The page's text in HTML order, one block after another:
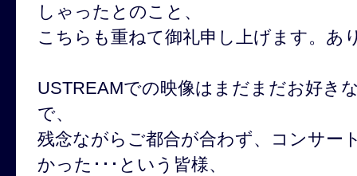
しゃったとのこと、
こちらも重ねて御礼申し上げます。あ
USTREAMでの映像はまだまだお好き
で、
残念ながらご都合が合わず、コンサー
かった･･･という皆様、